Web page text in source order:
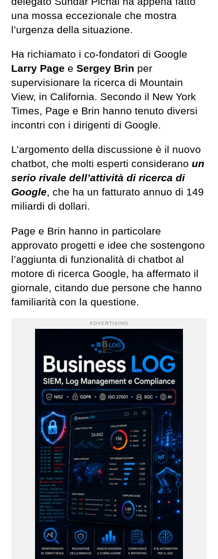
una mossa eccezionale che mostra
l’urgenza della situazione.
Ha richiamato i co-fondatori di Google
Larry Page e Sergey Brin per
supervisionare la ricerca di Mountain
View, in California. Secondo il New York
Times, Page e Brin hanno tenuto diversi
incontri con i dirigenti di Google.
L’argomento della discussione è il nuovo
chatbot, che molti esperti considerano un
serio rivale dell’attività di ricerca di
Google, che ha un fatturato annuo di 149
miliardi di dollari.
Page e Brin hanno in particolare
approvato progetti e idee che sostengono
l’aggiunta di funzionalità di chatbot al
motore di ricerca Google, ha affermato il
giornale, citando due persone che hanno
familiarità con la questione.
ADVERTISING